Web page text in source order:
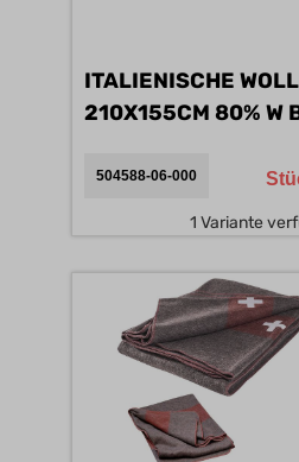
ITALIENISCHE
504588-06-000
1 Variante